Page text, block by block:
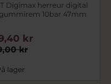
Digimax herreur digital
10bar 47mm
kr
kr
lager